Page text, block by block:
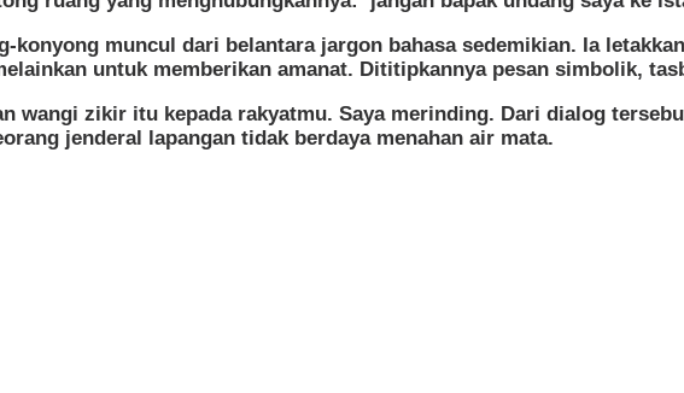
konyong muncul dari belantara jargon bahasa sedemikian. Ia
untuk memberikan amanat. Dititipkannya pesan simbolik,
wangi zikir itu kepada rakyatmu. Saya merinding. Dari dialog
jenderal lapangan tidak berdaya menahan air mata.